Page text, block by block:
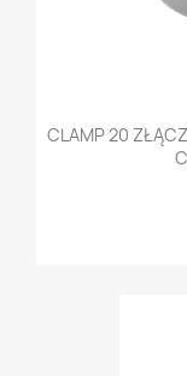
CLAMP 20